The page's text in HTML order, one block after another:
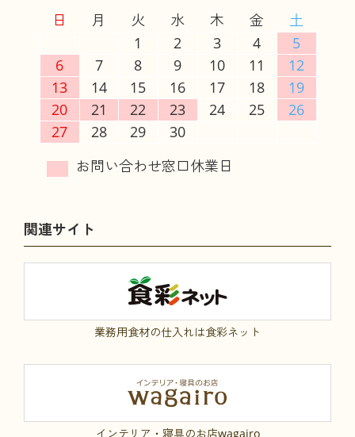
日 月 火 水 木 金
土
1
2 3 4
5
6
7 8 9 10 11
12
13
14 15 16 17 18
19
20
21 22 23 24 25
26
27
28 29 30
関連サイト
業務用食材の仕入れは食彩ネット
インテリア・寝具のお店wagairo